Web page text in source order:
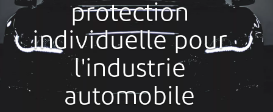
protection
individuelle pour
l'industrie
automobile